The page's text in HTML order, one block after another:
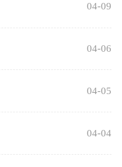
04-09
04-06
04-05
04-04